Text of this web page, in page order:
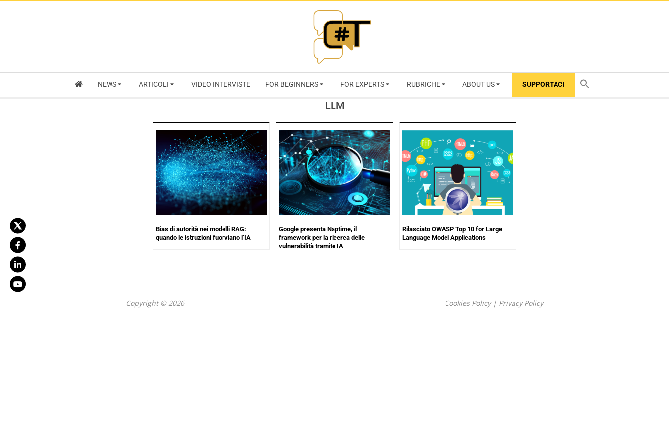
RIVISTA
CYBERSECURITY
TRENDS
NEWS ARTICOLI VIDEO INTERVISTE FOR BEGINNERS FOR EXPERTS RUBRICHE ABOUT US SUPPORTACI
LLM
Bias di autorità nei modelli RAG:
quando le istruzioni fuorviano l’IA
Google presenta Naptime, il
framework per la ricerca delle
vulnerabilità tramite IA
Rilasciato OWASP Top 10 for Large
Language Model Applications
Copyright © 2026 Cookies Policy| Privacy Policy